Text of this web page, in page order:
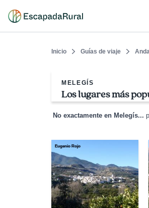
Inicio Guías de viaje
MELEGÍS
Los lugares más
No exactamente en Melegís...
Eugenio Rojo